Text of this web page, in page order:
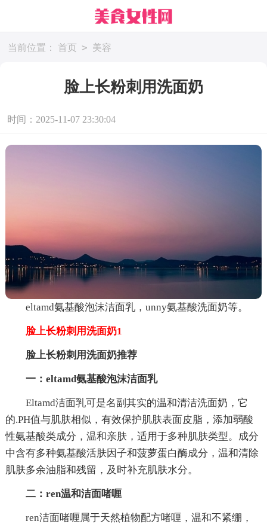
当前位置： 首页 > 美容
脸上长粉刺用洗面奶
时间：2025-11-07 23:30:04
eltamd氨基酸泡沫洁面乳，unny氨基酸洗面奶等。
脸上长粉刺用洗面奶1
脸上长粉刺用洗面奶推荐
一：eltamd氨基酸泡沫洁面乳
Eltamd洁面乳可是名副其实的温和清洁洗面奶，它
的.PH值与肌肤相似，有效保护肌肤表面皮脂，添加弱酸
性氨基酸类成分，温和亲肤，适用于多种肌肤类型。成分
中含有多种氨基酸活肤因子和菠萝蛋白酶成分，温和清除
肌肤多余油脂和残留，及时补充肌肤水分。
二：ren温和洁面啫喱
ren洁面啫喱属于天然植物配方啫喱，温和不紧绷，